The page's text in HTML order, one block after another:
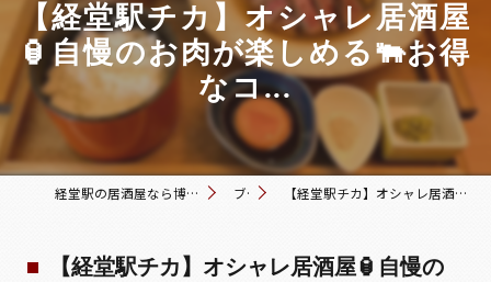
【経堂駅チカ】オシャレ居酒屋
🏮自慢のお肉が楽しめる🐃お得
なコ...
経堂駅の居酒屋なら博多おでんと黒毛和牛の店 くろこ ブログ 【経堂駅チカ】オシャレ居酒屋🏮自慢のお肉が楽しめる🐃お得なコ...
【経堂駅チカ】オシャレ居酒屋🏮自慢の